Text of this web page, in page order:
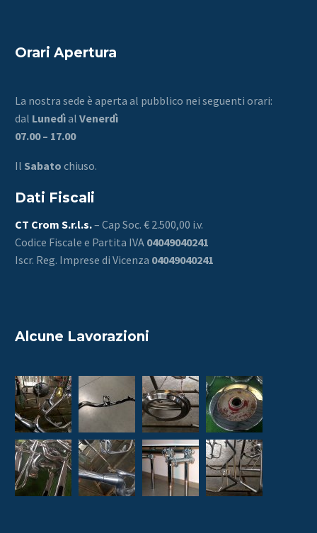
Orari Apertura
La nostra sede è aperta al pubblico nei seguenti orari:
dal Lunedìal Venerdì
07.00 – 17.00
Il Sabato chiuso.
Dati Fiscali
CT Crom S.r.l.s.– Cap Soc. € 2.500,00 i.v.
Codice Fiscale e Partita IVA 04049040241
Iscr. Reg. Imprese di Vicenza 04049040241
Alcune Lavorazioni